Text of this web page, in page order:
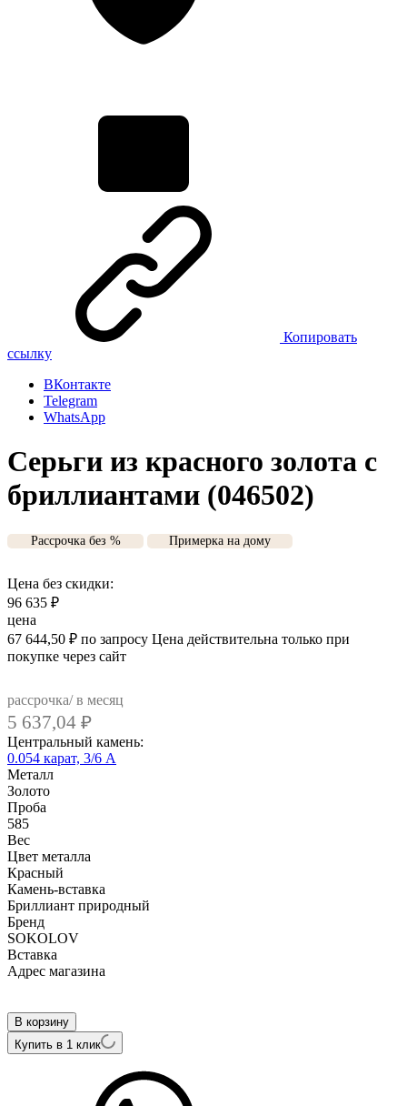
Копировать
ссылку
ВКонтакте
Telegram
WhatsApp
Серьги из красного золота с
бриллиантами (046502)
Рассрочка без % Примерка на дому
Цена без скидки:
96 635 ₽
цена
67 644,50 ₽ по запросу Цена действительна только при
покупке через сайт
рассрочка/ в месяц
5 637,04 ₽
Центральный камень:
0.054 карат, 3/6 А
Металл
Золото
Проба
585
Вес
Цвет металла
Красный
Камень-вставка
Бриллиант природный
Бренд
SOKOLOV
Вcтавка
Адрес магазина
В корзину
Купить в 1 клик